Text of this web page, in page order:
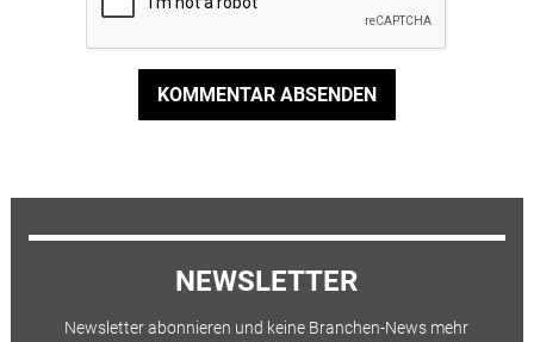
KOMMENTAR ABSENDEN
NEWSLETTER
Newsletter abonnieren und keine Branchen-News mehr